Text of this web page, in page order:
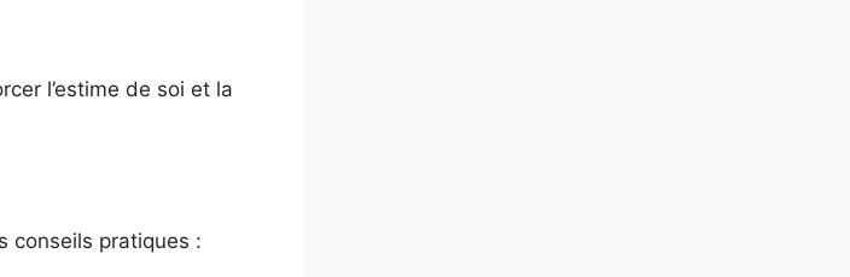
l’estime de soi et la
conseils pratiques :